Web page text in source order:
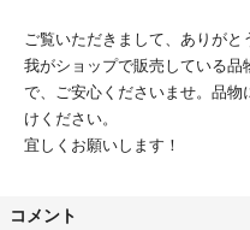
ご覧いただきまして、ありがと
我がショップで販売している
で、ご安心くださいませ。品
けください。
宜しくお願いします！
コメント